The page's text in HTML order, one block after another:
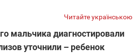
Читайте українською
мальчика диагностировали
уточнили – ребенок